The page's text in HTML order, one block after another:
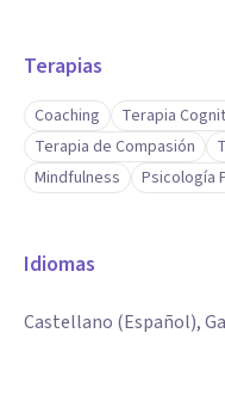
Terapias
Coaching
Terapia
Terapia de Compasión
Mindfulness
Psicología
Idiomas
Castellano (Español),